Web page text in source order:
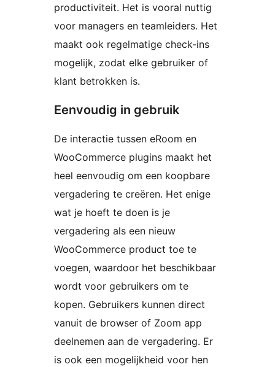
productiviteit. Het is vooral nuttig
voor managers en teamleiders. Het
maakt ook regelmatige check-ins
mogelijk, zodat elke gebruiker of
klant betrokken is.
Eenvoudig in gebruik
De interactie tussen eRoom en
WooCommerce plugins maakt het
heel eenvoudig om een koopbare
vergadering te creëren. Het enige
wat je hoeft te doen is je
vergadering als een nieuw
WooCommerce product toe te
voegen, waardoor het beschikbaar
wordt voor gebruikers om te
kopen. Gebruikers kunnen direct
vanuit de browser of Zoom app
deelnemen aan de vergadering. Er
is ook een mogelijkheid voor hen